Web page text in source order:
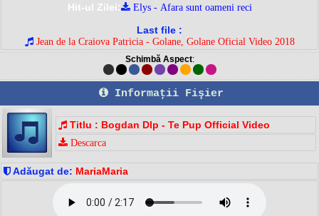
Hit-ul Zilei:
Elys - Afara sunt oameni reci
Last file :
Jean de la Craiova Patricia - Golane, Golane Oficial Video 2018
Schimbă Aspect:
Informaţii Fişier
Titlu : Bogdan Dlp - Te Pup Official Video
Descarca
Adăugat de: MariaMaria